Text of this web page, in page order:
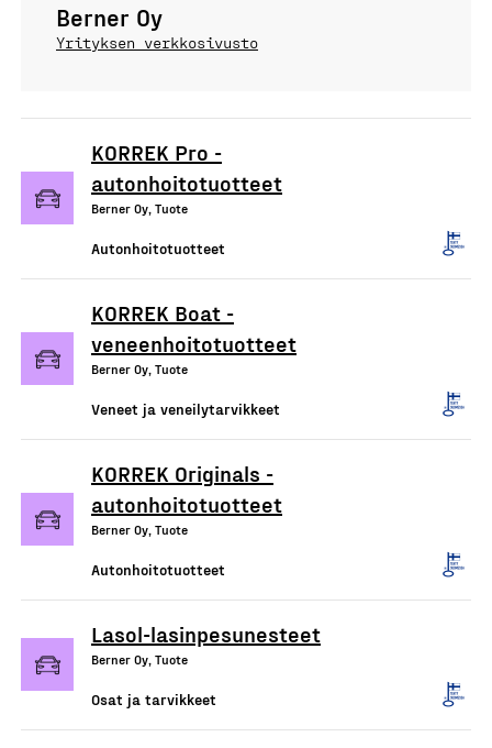
Berner Oy
Yrityksen verkkosivusto
KORREK Pro -
autonhoitotuotteet
Berner Oy, Tuote
Autonhoitotuotteet
KORREK Boat -
veneenhoitotuotteet
Berner Oy, Tuote
Veneet ja veneilytarvikkeet
KORREK Originals -
autonhoitotuotteet
Berner Oy, Tuote
Autonhoitotuotteet
Lasol-lasinpesunesteet
Berner Oy, Tuote
Osat ja tarvikkeet